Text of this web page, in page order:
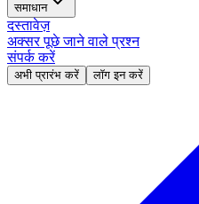
समाधान
दस्तावेज़
अक्सर पूछे जाने वाले प्रश्न
संपर्क करें
अभी प्रारंभ करें लॉग इन करें